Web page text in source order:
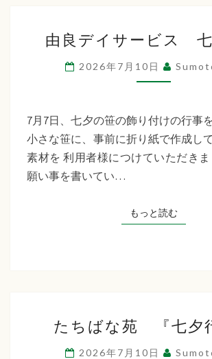
良
デ
イ
ー
ビ
ス
行
事
由良デイサービス
2026年7月10日
7月7日、七夕の笹の飾り付けの行事
小さな笹に、事前に折り紙で作成し
素材を 利用者様につけていただき
願い事を書いてい…
もっと読むもっと
ち
ば
たちばな苑 『七夕
2026年7月10日